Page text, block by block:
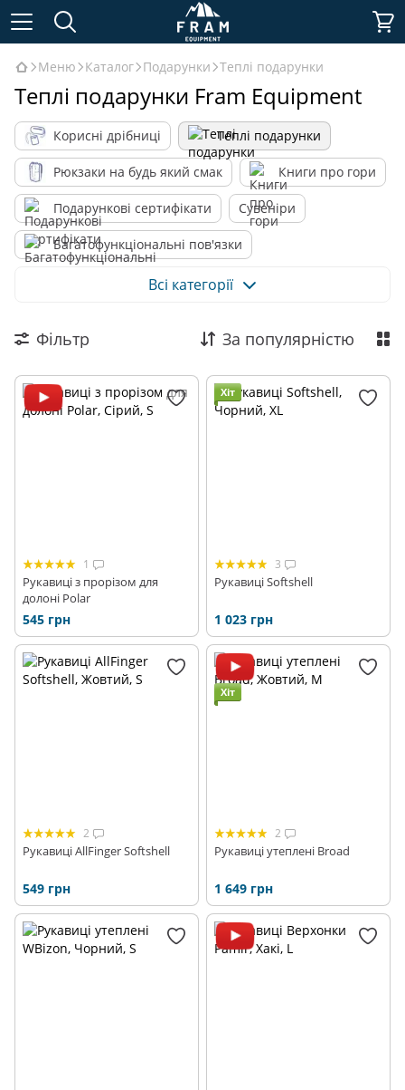
Меню Каталог Подарунки Теплі подарунки
Теплі подарунки Fram Equipment
Корисні дрібниці Теплі подарунки
Рюкзаки на будь який смак Книги про гори
Подарункові сертифікати Сувеніри
Багатофункціональні пов'язки
Футболки з гірським характером
Всі категорії
Фільтр За популярністю
1
Рукавиці з прорізом для
долоні Polar
545 грн
Хіт
3
Рукавиці Softshell
1 023 грн
2
Рукавиці AllFinger Softshell
549 грн
Хіт
2
Рукавиці утеплені Broad
1 649 грн